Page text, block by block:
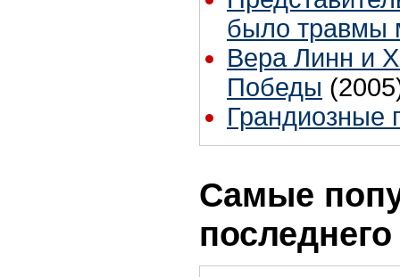
было травмы
Вера Линн и
Победы
Грандиозные
Самые